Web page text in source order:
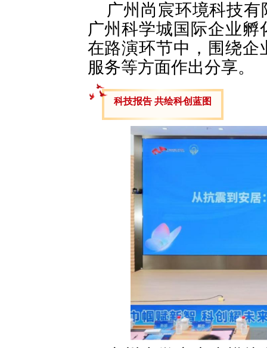
广州尚宸环境科技
广州科学城国际企业
在路演环节中，围绕
服务等方面作出分享。
科技报告 共绘科创蓝图